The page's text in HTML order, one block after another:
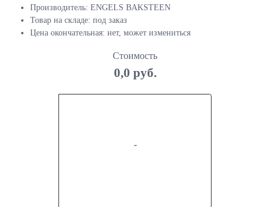
Производитель: ENGELS BAKSTEEN
Товар на складе: под заказ
Цена окончательная: нет, может измениться
Стоимость
0,0 руб.
-